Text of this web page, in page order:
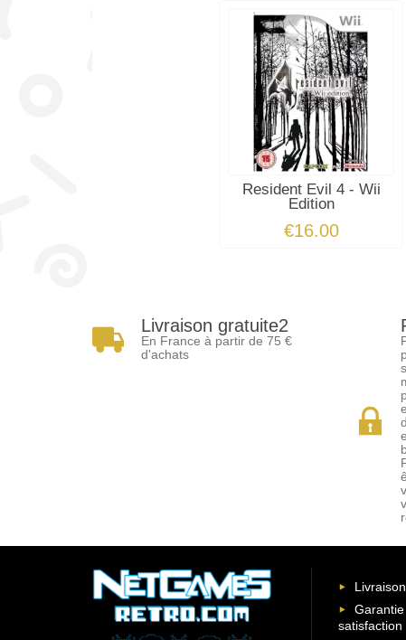
Resident Evil 4 - Wii
Edition
€16.00
Livraison gratuite2
En France à partir de 75 €
d'achats
Garantie
satisfaction